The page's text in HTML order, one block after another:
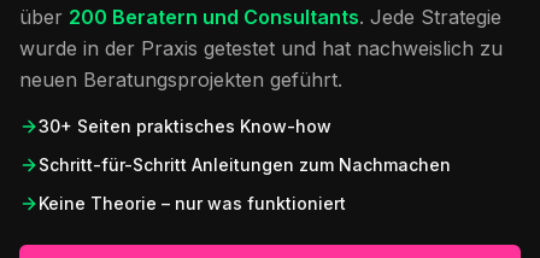
über 200 Beratern und Consultants. Jede Strategie
wurde in der Praxis getestet und hat nachweislich zu
neuen Beratungsprojekten geführt.
30+ Seiten praktisches Know-how
Schritt-für-Schritt Anleitungen zum Nachmachen
Keine Theorie – nur was funktioniert